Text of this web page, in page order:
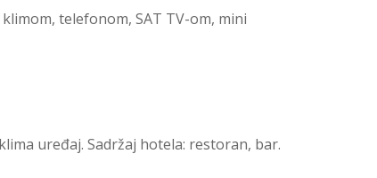
telefonom, SAT TV-om, mini
uređaj. Sadržaj hotela: restoran, bar.